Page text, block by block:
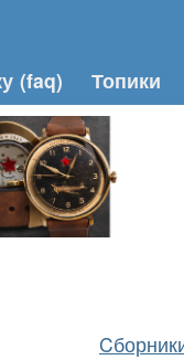
(faq) Топики